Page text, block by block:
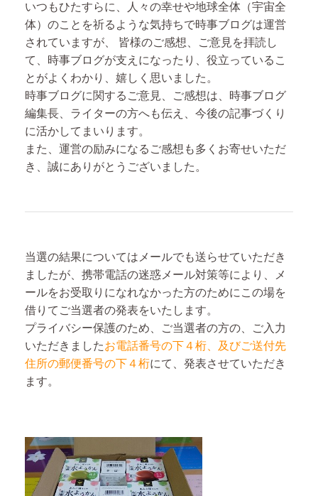
いつもひたすらに、人々の幸せや地球全体（宇宙全
体）のことを祈るような気持ちで時事ブログは運営
されていますが、 皆様のご感想、ご意見を拝読し
て、時事ブログが支えになったり、役立っているこ
とがよくわかり、嬉しく思いました。
時事ブログに関するご意見、ご感想は、時事ブログ
編集長、ライターの方へも伝え、今後の記事づくり
に活かしてまいります。
また、運営の励みになるご感想も多くお寄せいただ
き、誠にありがとうございました。
当選の結果についてはメールでも送らせていただき
ましたが、携帯電話の迷惑メール対策等により、メ
ールをお受取りになれなかった方のためにこの場を
借りてご当選者の発表をいたします。
プライバシー保護のため、ご当選者の方の、ご入力
いただきましたお電話番号の下４桁、及びご送付先
住所の郵便番号の下４桁にて、発表させていただき
ます。